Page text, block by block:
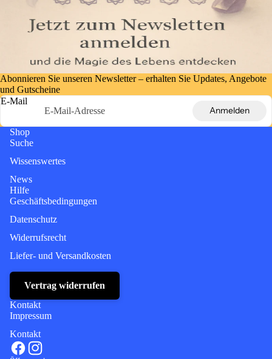
Abonnieren Sie unseren Newsletter – erhalten Sie Updates, Angebote
und Gutscheine
E-Mail
Anmelden
Shop
Suche
Wissenswertes
News
Hilfe
Geschäftsbedingungen
Datenschutz
Widerrufsrecht
Liefer- und Versandkosten
Vertrag widerrufen
Kontakt
Impressum
Kontakt